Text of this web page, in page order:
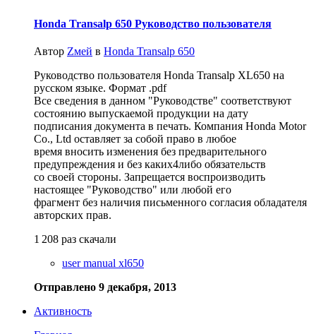
Honda Transalp 650 Руководство пользователя
Автор Zмей в Honda Transalp 650
Руководство пользователя Honda Transalp XL650 на
русском языке. Формат .pdf
Все сведения в данном "Руководстве" соответствуют
состоянию выпускаемой продукции на дату
подписания документа в печать. Компания Honda Motor
Co., Ltd оставляет за собой право в любое
время вносить изменения без предварительного
предупреждения и без каких4либо обязательств
со своей стороны. Запрещается воспроизводить
настоящее "Руководство" или любой его
фрагмент без наличия письменного согласия обладателя
авторских прав.
1 208 раз скачали
user manual xl650
Отправлено 9 декабря, 2013
Активность